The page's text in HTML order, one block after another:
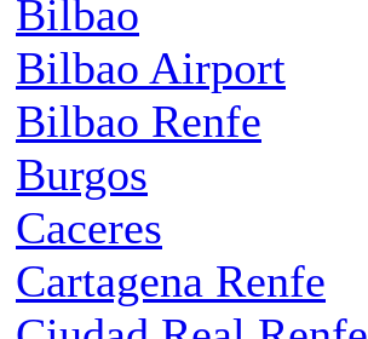
Bilbao
Bilbao Airport
Bilbao Renfe
Burgos
Caceres
Cartagena Renfe